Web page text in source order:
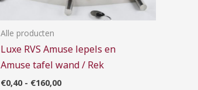
Alle producten
Luxe RVS Amuse lepels en
Amuse tafel wand / Rek
€0,40 - €160,00